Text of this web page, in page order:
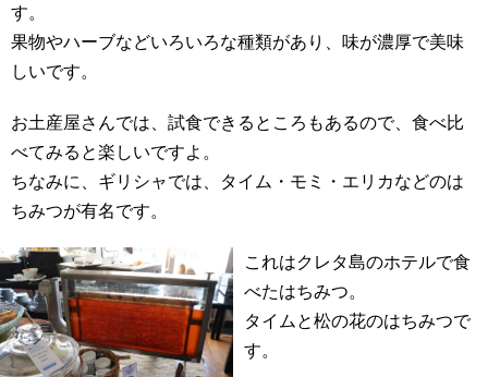
す。
果物やハーブなどいろいろな種類があり、味が濃厚で美味
しいです。
お土産屋さんでは、試食できるところもあるので、食べ比
べてみると楽しいですよ。
ちなみに、ギリシャでは、タイム・モミ・エリカなどのは
ちみつが有名です。
これはクレタ島のホテルで食
べたはちみつ。
タイムと松の花のはちみつで
す。